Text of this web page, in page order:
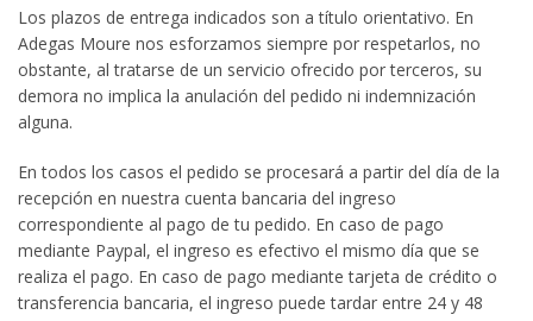
Los plazos de entrega indicados son a título orientativo. En
Adegas Moure nos esforzamos siempre por respetarlos, no
obstante, al tratarse de un servicio ofrecido por terceros, su
demora no implica la anulación del pedido ni indemnización
alguna.
En todos los casos el pedido se procesará a partir del día de la
recepción en nuestra cuenta bancaria del ingreso
correspondiente al pago de tu pedido. En caso de pago
mediante Paypal, el ingreso es efectivo el mismo día que se
realiza el pago. En caso de pago mediante tarjeta de crédito o
transferencia bancaria, el ingreso puede tardar entre 24 y 48